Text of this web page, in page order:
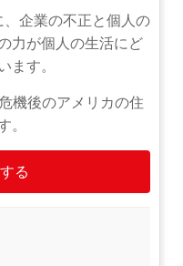
企業の不正と個人の
力が個人の生活にど
ます。
機後のアメリカの住
。
る